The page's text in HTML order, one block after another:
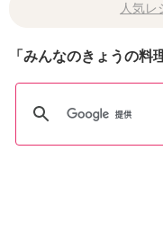
人気レ
「みんなのきょうの料